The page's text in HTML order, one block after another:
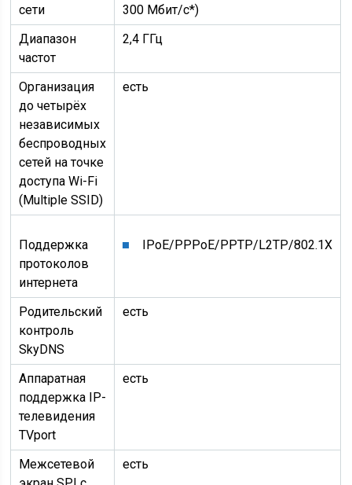
сети
300 Мбит/с*)
Диапазон
частот
2,4 ГГц
Организация
до четырёх
независимых
беспроводных
сетей на точке
доступа Wi-Fi
(Multiple SSID)
есть
Поддержка
протоколов
интернета
IPoE/PPPoE/PPTP/L2TP/802.1X
Родительский
контроль
SkyDNS
есть
Аппаратная
поддержка IP-
телевидения
TVport
есть
Межсетевой
есть